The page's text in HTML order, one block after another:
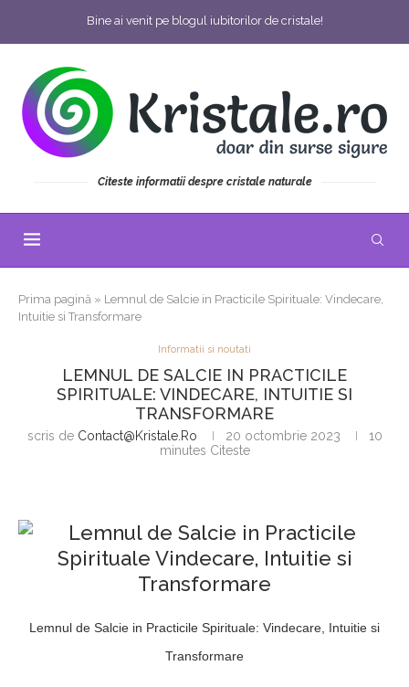
Bine ai venit pe blogul iubitorilor de cristale!
Citeste informatii despre cristale naturale
Prima pagină » Lemnul de Salcie in Practicile Spirituale: Vindecare,
Intuitie si Transformare
Informatii si noutati
LEMNUL DE SALCIE IN PRACTICILE
SPIRITUALE: VINDECARE, INTUITIE SI
TRANSFORMARE
scris de Contact@kristale.ro 20 octombrie 2023
10
minutes Citeste
Lemnul de Salcie in Practicile Spirituale: Vindecare, Intuitie si
Transformare